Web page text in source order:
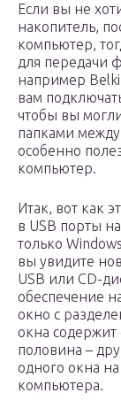
Если вы не
накопитель,
компьютер,
для передачи
например
вам
чтобы вы
папками
особенно
компьютер.
Итак, вот как
в USB порты
только
вы увидите
USB или CD-
обеспечение
окно с
окна
половина –
одного окна
компьютера.